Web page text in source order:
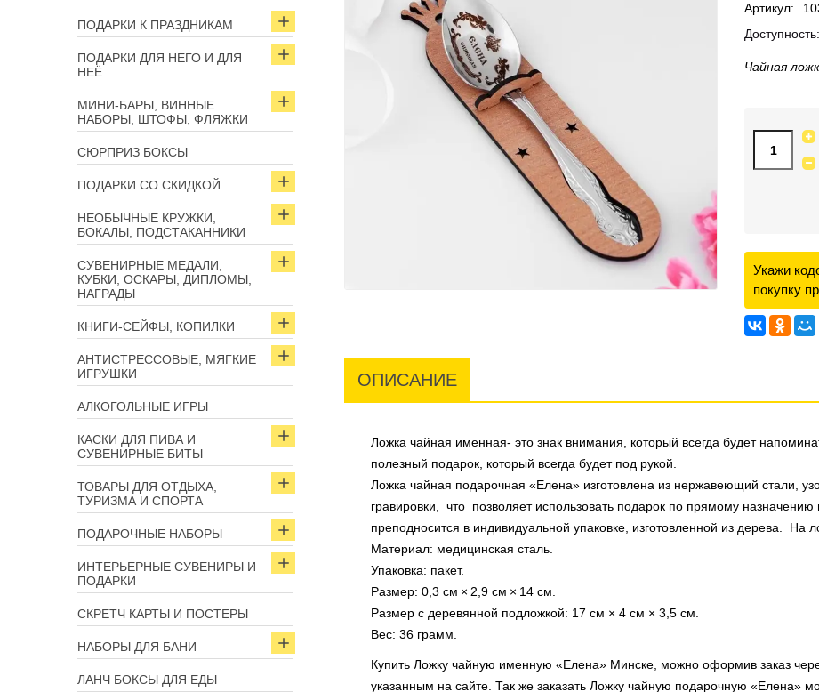
ПОДАРКИ К ПРАЗДНИКАМ
ПОДАРКИ ДЛЯ НЕГО И ДЛЯ
НЕЁ
МИНИ-БАРЫ, ВИННЫЕ
НАБОРЫ, ШТОФЫ, ФЛЯЖКИ
СЮРПРИЗ БОКСЫ
ПОДАРКИ СО СКИДКОЙ
НЕОБЫЧНЫЕ КРУЖКИ,
БОКАЛЫ, ПОДСТАКАННИКИ
СУВЕНИРНЫЕ МЕДАЛИ,
КУБКИ, ОСКАРЫ, ДИПЛОМЫ,
НАГРАДЫ
КНИГИ-СЕЙФЫ, КОПИЛКИ
АНТИСТРЕССОВЫЕ, МЯГКИЕ
ИГРУШКИ
АЛКОГОЛЬНЫЕ ИГРЫ
КАСКИ ДЛЯ ПИВА И
СУВЕНИРНЫЕ БИТЫ
ТОВАРЫ ДЛЯ ОТДЫХА,
ТУРИЗМА И СПОРТА
ПОДАРОЧНЫЕ НАБОРЫ
ИНТЕРЬЕРНЫЕ СУВЕНИРЫ И
ПОДАРКИ
СКРЕТЧ КАРТЫ И ПОСТЕРЫ
НАБОРЫ ДЛЯ БАНИ
ЛАНЧ БОКСЫ ДЛЯ ЕДЫ
Артикул:
Доступность:
Чайная
Укажи
покупку
ОПИСАНИЕ
Ложка чайная именная- это знак внимания, который всегда будет
полезный подарок, который всегда будет под рукой.
Ложка чайная подарочная «Елена» изготовлена из нержавеющий стали,
гравировки, что позволяет использовать подарок по прямому
преподносится в индивидуальной упаковке, изготовленной из дерева. На
Материал: медицинская сталь.
Упаковка: пакет.
Размер: 0,3 см × 2,9 см × 14 см.
Размер с деревянной подложкой: 17 см × 4 см × 3,5 см.
Вес: 36 грамм.
Купить Ложку чайную именную «Елена» Минске, можно оформив заказ
указанным на сайте. Так же заказать Ложку чайную подарочную «Елена»